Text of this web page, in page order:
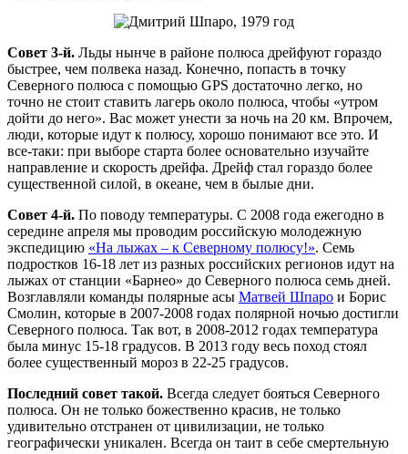
Совет 3-й. Льды нынче в районе полюса дрейфуют гораздо
быстрее, чем полвека назад. Конечно, попасть в точку
Северного полюса с помощью GPS достаточно легко, но
точно не стоит ставить лагерь около полюса, чтобы «утром
дойти до него». Вас может унести за ночь на 20 км. Впрочем,
люди, которые идут к полюсу, хорошо понимают все это. И
все-таки: при выборе старта более основательно изучайте
направление и скорость дрейфа. Дрейф стал гораздо более
существенной силой, в океане, чем в былые дни.
Совет 4-й. По поводу температуры. С 2008 года ежегодно в
середине апреля мы проводим российскую молодежную
экспедицию «На лыжах – к Северному полюсу!». Семь
подростков 16-18 лет из разных российских регионов идут на
лыжах от станции «Барнео» до Северного полюса семь дней.
Возглавляли команды полярные асы Матвей Шпаро и Борис
Смолин, которые в 2007-2008 годах полярной ночью достигли
Северного полюса. Так вот, в 2008-2012 годах температура
была минус 15-18 градусов. В 2013 году весь поход стоял
более существенный мороз в 22-25 градусов.
Последний совет такой. Всегда следует бояться Северного
полюса. Он не только божественно красив, не только
удивительно отстранен от цивилизации, не только
географически уникален. Всегда он таит в себе смертельную